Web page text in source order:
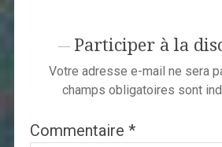
Participer à la
Votre adresse e-mail ne sera
champs obligatoires sont
Commentaire *